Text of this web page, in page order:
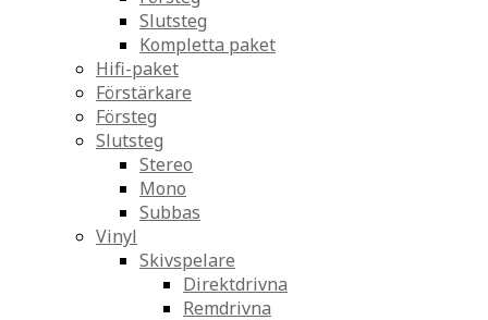
Slutsteg
Kompletta paket
Hifi-paket
Förstärkare
Försteg
Slutsteg
Stereo
Mono
Subbas
Vinyl
Skivspelare
Direktdrivna
Remdrivna